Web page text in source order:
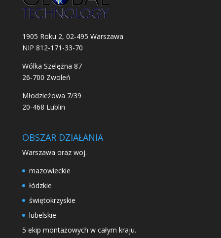
1905 Roku 2, 02-495 Warszawa
NIP 812-171-33-70
Wólka Szelężna 87
26-700 Zwoleń
Młodzieżowa 7/39
20-468 Lublin
OBSZAR DZIAŁANIA
Warszawa oraz woj.
mazowieckie
łódzkie
świętokrzyskie
lubelskie
5 ekip montażowych w całym kraju.